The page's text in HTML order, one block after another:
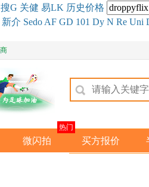
搜G 关健 易LK 历史价格
新介 Sedo AF GD 101 Dy N Re Uni